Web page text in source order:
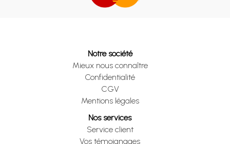
Notre société
Mieux nous connaître
Confidentialité
CGV
Mentions légales
Nos services
Service client
Vos témoignages